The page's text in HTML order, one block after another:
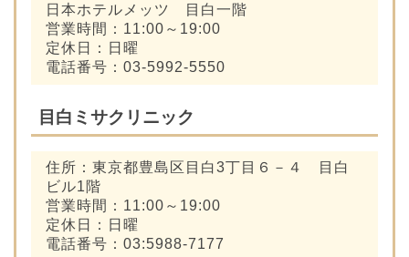
日本ホテルメッツ 目白一階
営業時間：11:00～19:00
定休日：日曜
電話番号：03-5992-5550
目白ミサクリニック
住所：東京都豊島区目白3丁目６－４ 目白
ビル1階
営業時間：11:00～19:00
定休日：日曜
電話番号：03:5988-7177